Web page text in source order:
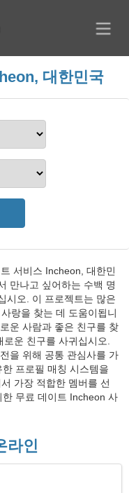
대한민국
서비스 Incheon, 대한민
만나고 싶어하는 수백 명
시오. 이 프로젝트는 많은
랑을 찾는 데 도움이됩니
운 사람과 좋은 친구를 찾
운 친구를 사귀십시오.
을 위해 공통 관심사를 가
프로필 매칭 시스템을
가장 적합한 멤버를 선
무료 데이트 Incheon 사
라인